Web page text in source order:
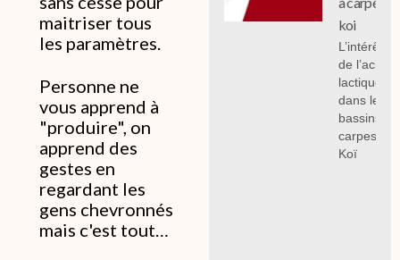
maitriser tous
les paramètres.
Personne ne
vous apprend à
"produire", on
apprend des
gestes en
regardant les
gens chevronnés
mais c'est tout…
koi
L’intérêt
de l’acide
lactique
dans les
bassins à
carpes
Koï